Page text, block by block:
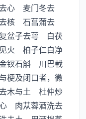
心 麦门冬去
核 石菖蒲去
子去萼 白茯
火 柏子仁白净
钗石斛 川巴戟
及闭口者，微
木与土 杜仲炒
肉苁蓉酒洗去